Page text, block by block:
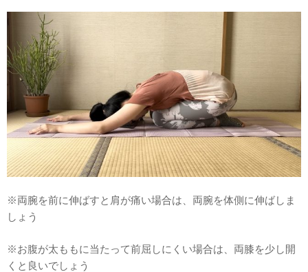
※両腕を前に伸ばすと肩が痛い場合は、両腕を体側に伸ばしま
しょう
※お腹が太ももに当たって前屈しにくい場合は、両膝を少し開
くと良いでしょう